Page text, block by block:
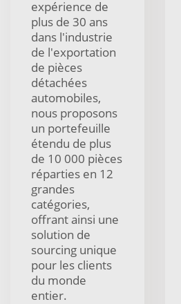
expérience de
plus de 30 ans
dans l'industrie
de l'exportation
de pièces
détachées
automobiles,
nous proposons
un portefeuille
étendu de plus
de 10 000 pièces
réparties en 12
grandes
catégories,
offrant ainsi une
solution de
sourcing unique
pour les clients
du monde
entier.